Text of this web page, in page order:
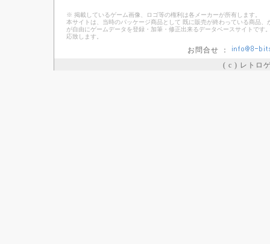
※ 掲載しているゲーム画像、ロゴ等の権利は各メーカーが所有します。
本サイトは、当時のパッケージ商品として 既に販売が終わっている商品
が自由にゲームデータを登録・加筆・修正出来るデータベースサイトで
応致します。
お問合せ ：
( c ) レトロ